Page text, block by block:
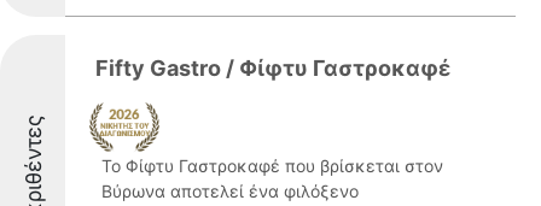
Fifty Gastro / Φίφτυ Γαστροκαφέ
Το Φίφτυ Γαστροκαφέ που βρίσκεται στον
Βύρωνα αποτελεί ένα φιλόξενο